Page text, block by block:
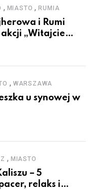
, MIASTO ,RUMIA
i Rumi
„Witajcie
, WARSZAWA
u synowej w
, MIASTO
– 5
relaks i